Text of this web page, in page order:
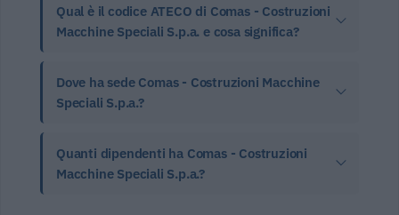
Qual è il codice ATECO di Comas - Costruzioni
Macchine Speciali S.p.a. e cosa significa?
Dove ha sede Comas - Costruzioni Macchine
Speciali S.p.a.?
Quanti dipendenti ha Comas - Costruzioni
Macchine Speciali S.p.a.?